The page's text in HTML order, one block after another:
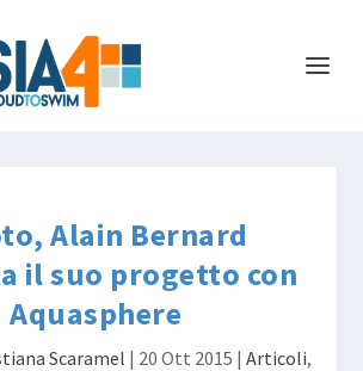
Alain Bernard
il suo progetto con
Aquasphere
Scaramel | 20 Ott 2015 | Articoli,